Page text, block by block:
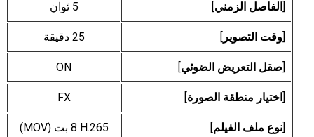
[الفاصل الزمني] 5 ثوان
[وقت التصوير ] 25 دقيقة
[صقل التعريض الضوئي]
ON
[اختيار منطقة الصورة]
FX
[نوع ملف الفيلم]